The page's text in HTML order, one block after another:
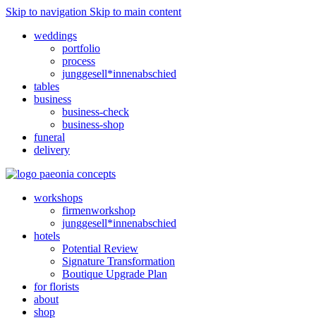
Skip to navigation Skip to main content
weddings
portfolio
process
junggesell*innenabschied
tables
business
business-check
business-shop
funeral
delivery
workshops
firmenworkshop
junggesell*innenabschied
hotels
Potential Review
Signature Transformation
Boutique Upgrade Plan
for florists
about
shop